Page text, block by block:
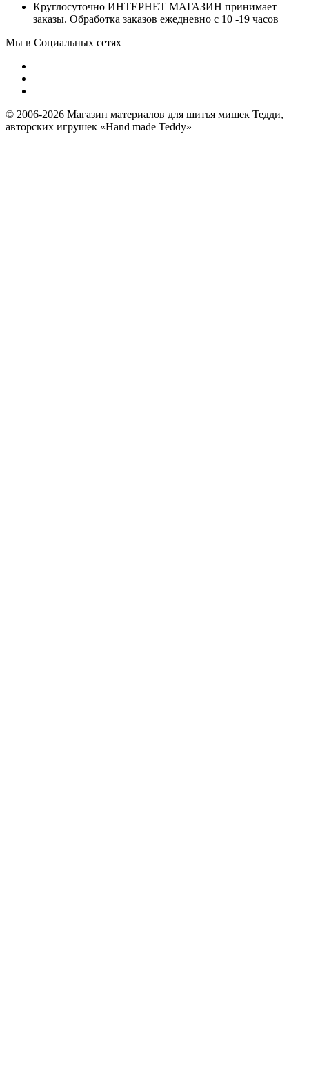
Круглосуточно ИНТЕРНЕТ МАГАЗИН принимает
заказы. Обработка заказов ежедневно с 10 -19 часов
Мы в Социальных сетях
© 2006-2026 Магазин материалов для шитья мишек Тедди,
авторских игрушек «Hand made Teddy»